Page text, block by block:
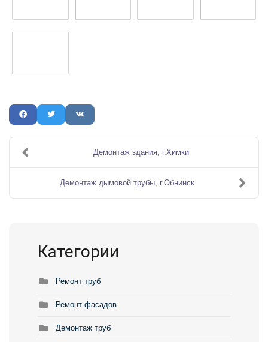
Демонтаж здания, г.Химки
Демонтаж дымовой трубы, г.Обнинск
Категории
Ремонт труб
Ремонт фасадов
Демонтаж труб